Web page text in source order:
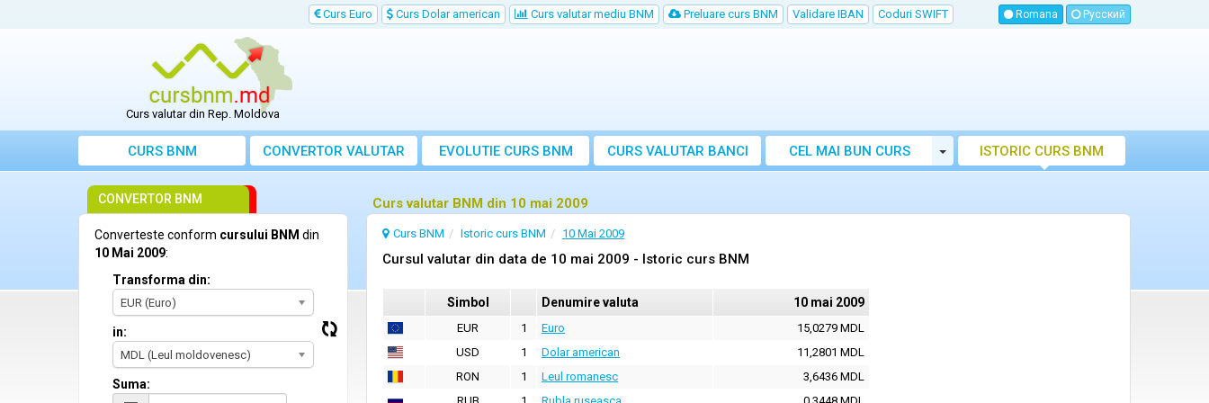
Curs Euro Curs Dolar american Curs valutar mediu BNM Preluare curs BNM Validare IBAN Coduri SWIFT Romana Русский
Curs valutar din Rep. Moldova
CURS BNM CONVERTOR VALUTAR EVOLUTIE CURS BNM CURS VALUTAR BANCI
CEL MAI BUN CURS
VALUTAR MOLDOVA
Toggle Dropdown
ISTORIC CURS BNM
Curs valutar BNM din 10 mai 2009
Curs BNM Istoric curs BNM 10 Mai 2009
Cursul valutar din data de 10 mai 2009 - Istoric curs BNM
Simbol Denumire valuta 10 mai 2009
EUR 1 Euro
15,0279 MDL
USD
1 Dolar american
11,2801 MDL
RON
1 Leul romanesc
3,6436 MDL
CONVERTOR BNM
Converteste conform cursului BNM din
10 Mai 2009:
Transforma din:
EUR (Euro)
in:
MDL (Leul moldovenesc)
Suma: